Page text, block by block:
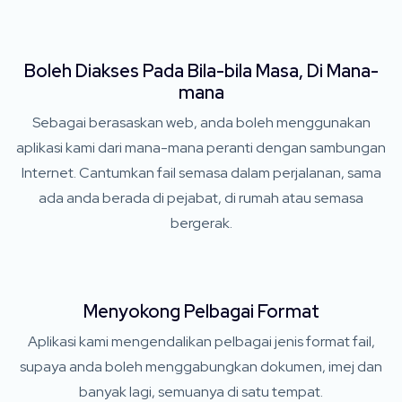
Boleh Diakses Pada Bila-bila Masa, Di Mana-
mana
Sebagai berasaskan web, anda boleh menggunakan
aplikasi kami dari mana-mana peranti dengan sambungan
Internet. Cantumkan fail semasa dalam perjalanan, sama
ada anda berada di pejabat, di rumah atau semasa
bergerak.
Menyokong Pelbagai Format
Aplikasi kami mengendalikan pelbagai jenis format fail,
supaya anda boleh menggabungkan dokumen, imej dan
banyak lagi, semuanya di satu tempat.